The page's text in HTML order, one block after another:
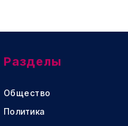
Разделы
Общество
Политика